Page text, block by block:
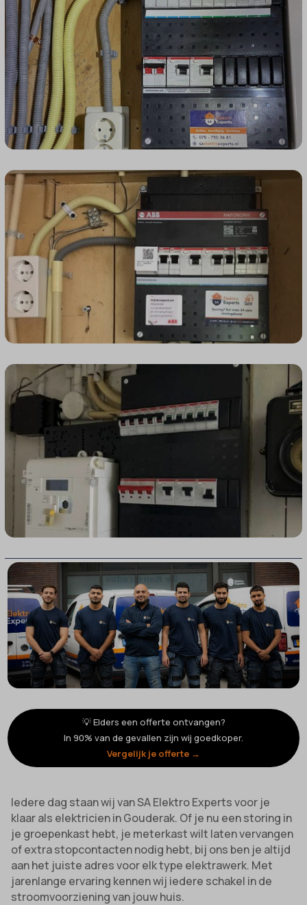
💡 Elders een offerte ontvangen?
In 90% van de gevallen zijn wij goedkoper.
Vergelijk je offerte →
Iedere dag staan wij van SA Elektro Experts voor je
klaar als elektricien in Gouderak. Of je nu een storing in
je groepenkast hebt, je meterkast wilt laten vervangen
of extra stopcontacten nodig hebt, bij ons ben je altijd
aan het juiste adres voor elk type elektrawerk. Met
jarenlange ervaring kennen wij iedere schakel in de
stroomvoorziening van jouw huis.